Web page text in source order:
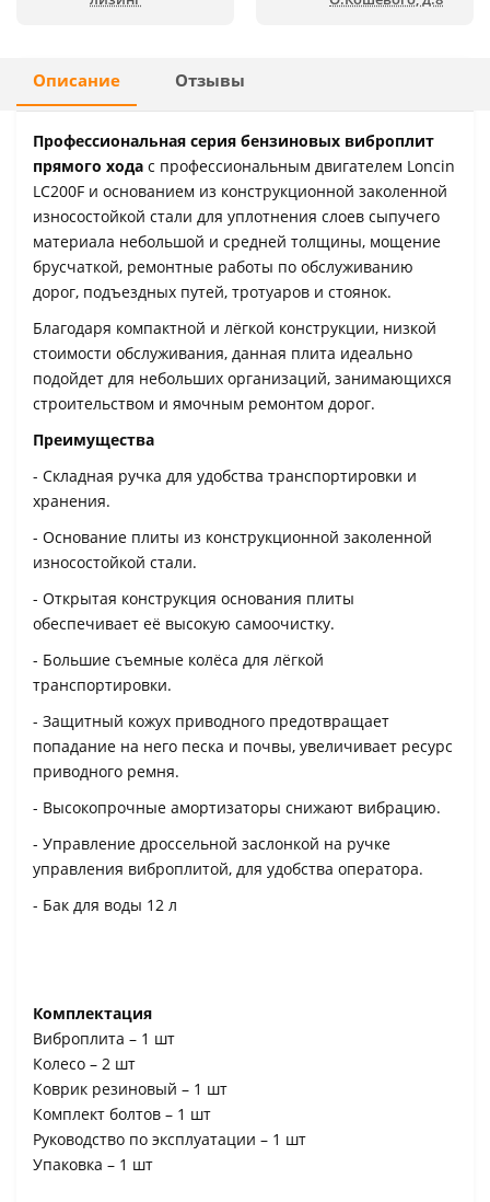
Описание Отзывы
Профессиональная серия бензиновых виброплит
прямого хода с профессиональным двигателем Loncin
LC200F и основанием из конструкционной заколенной
износостойкой стали для уплотнения слоев сыпучего
материала небольшой и средней толщины, мощение
брусчаткой, ремонтные работы по обслуживанию
дорог, подъездных путей, тротуаров и стоянок.
Благодаря компактной и лёгкой конструкции, низкой
стоимости обслуживания, данная плита идеально
подойдет для небольших организаций, занимающихся
строительством и ямочным ремонтом дорог.
Преимущества
- Складная ручка для удобства транспортировки и
хранения.
- Основание плиты из конструкционной заколенной
износостойкой стали.
- Открытая конструкция основания плиты
обеспечивает её высокую самоочистку.
- Большие съемные колёса для лёгкой
транспортировки.
- Защитный кожух приводного предотвращает
попадание на него песка и почвы, увеличивает ресурс
приводного ремня.
- Высокопрочные амортизаторы снижают вибрацию.
- Управление дроссельной заслонкой на ручке
управления виброплитой, для удобства оператора.
- Бак для воды 12 л
Комплектация
Виброплита – 1 шт
Колесо – 2 шт
Коврик резиновый – 1 шт
Комплект болтов – 1 шт
Руководство по эксплуатации – 1 шт
Упаковка – 1 шт